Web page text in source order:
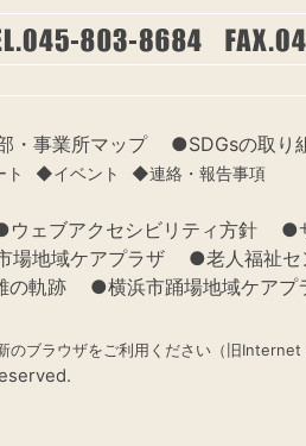
・事業所マップ ●SDGsの取り
◆イベント ◆連絡・報告事項
ェブアクセシビリティ方針 ●
場地域ケアプラザ
●老人福祉セ
の軌跡
●横浜市踊場地域ケアプ
ブラウザをご利用ください（旧Internet